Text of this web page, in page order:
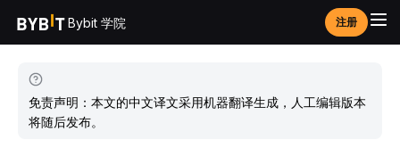
Bybit 学院 注册
免责声明：本文的中文译文采用机器翻译生成，人工编辑版本
将随后发布。